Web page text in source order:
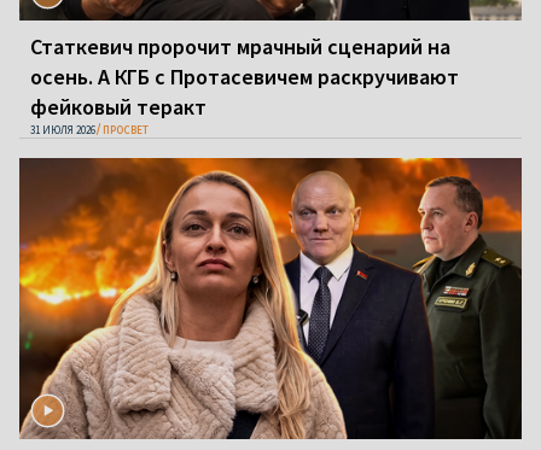
Статкевич пророчит мрачный сценарий на
осень. А КГБ с Протасевичем раскручивают
фейковый теракт
31 ИЮЛЯ 2026 ПРОСВЕТ